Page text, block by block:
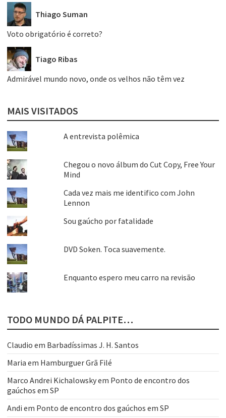
Thiago Suman
Voto obrigatório é correto?
Tiago Ribas
Admirável mundo novo, onde os velhos não têm vez
MAIS VISITADOS
A entrevista polêmica
Chegou o novo álbum do Cut Copy, Free Your
Mind
Cada vez mais me identifico com John
Lennon
Sou gaúcho por fatalidade
DVD Soken. Toca suavemente.
Enquanto espero meu carro na revisão
TODO MUNDO DÁ PALPITE…
Claudio em Barbadíssimas J. H. Santos
Maria em Hamburguer Grã Filé
Marco Andrei Kichalowskyem Ponto de encontro dos
gaúchos em SP
Andi em Ponto de encontro dos gaúchos em SP